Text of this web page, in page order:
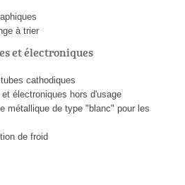
à trier
et électroniques
cathodiques
électroniques hors d'usage
métallique de type "blanc" pour les
de froid